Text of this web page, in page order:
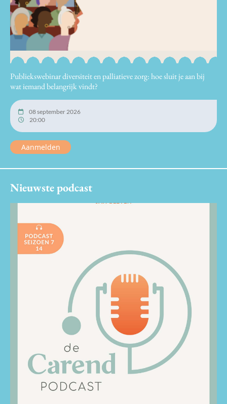
Publiekswebinar diversiteit en palliatieve zorg: hoe sluit je aan bij
wat iemand belangrijk vindt?
08 september 2026
20:00
Aanmelden
Nieuwste podcast